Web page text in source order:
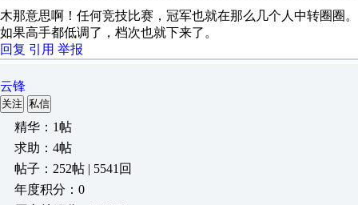
木那意思啊！任何竞技比赛，冠军也就在那么几个人中转圈圈。
如果高手都低调了，档次也就下来了。
回复 引用 举报
云锋
关注 私信
精华：1帖
求助：4帖
帖子：252帖 | 5541回
年度积分：0